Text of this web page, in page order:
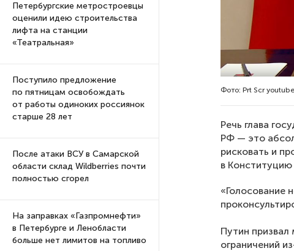
Петербургские метростроевцы
оценили идею строительства
лифта на станции
«Театральная»
Поступило предложение
по пятницам освобождать
от работы одиноких россиянок
старше 28 лет
После атаки ВСУ в Самарской
области склад Wildberries почти
полностью сгорел
На заправках «Газпромнефти»
в Петербурге и Ленобласти
больше нет лимитов на топливо
Фото: Prt Scr
Речь глава
РФ — это
рисковать и
в
«Голосование
Путин
ограничений